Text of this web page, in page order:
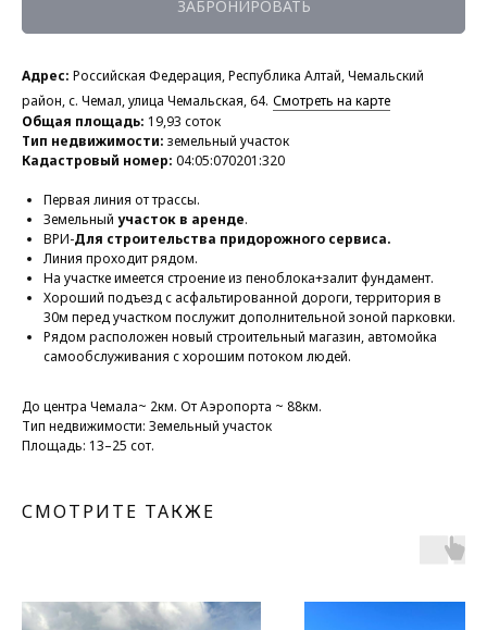
ЗАБРОНИРОВАТЬ
Адрес: Российская Федерация, Республика Алтай, Чемальский
район, с. Чемал, улица Чемальская, 64. Смотреть на карте
Общая площадь: 19,93 соток
Тип недвижимости: земельный участок
Кадастровый номер: 04:05:070201:320
Первая линия от трассы.
Земельный участок в аренде.
ВРИ-Для строительства придорожного сервиса.
Линия проходит рядом.
На участке имеется строение из пеноблока+залит фундамент.
Хороший подъезд с асфальтированной дороги, территория в
30м перед участком послужит дополнительной зоной парковки.
Рядом расположен новый строительный магазин, автомойка
самообслуживания с хорошим потоком людей.
До центра Чемала~ 2км. От Аэропорта ~ 88км.
Тип недвижимости: Земельный участок
Площадь: 13–25 сот.
СМОТРИТЕ ТАКЖЕ